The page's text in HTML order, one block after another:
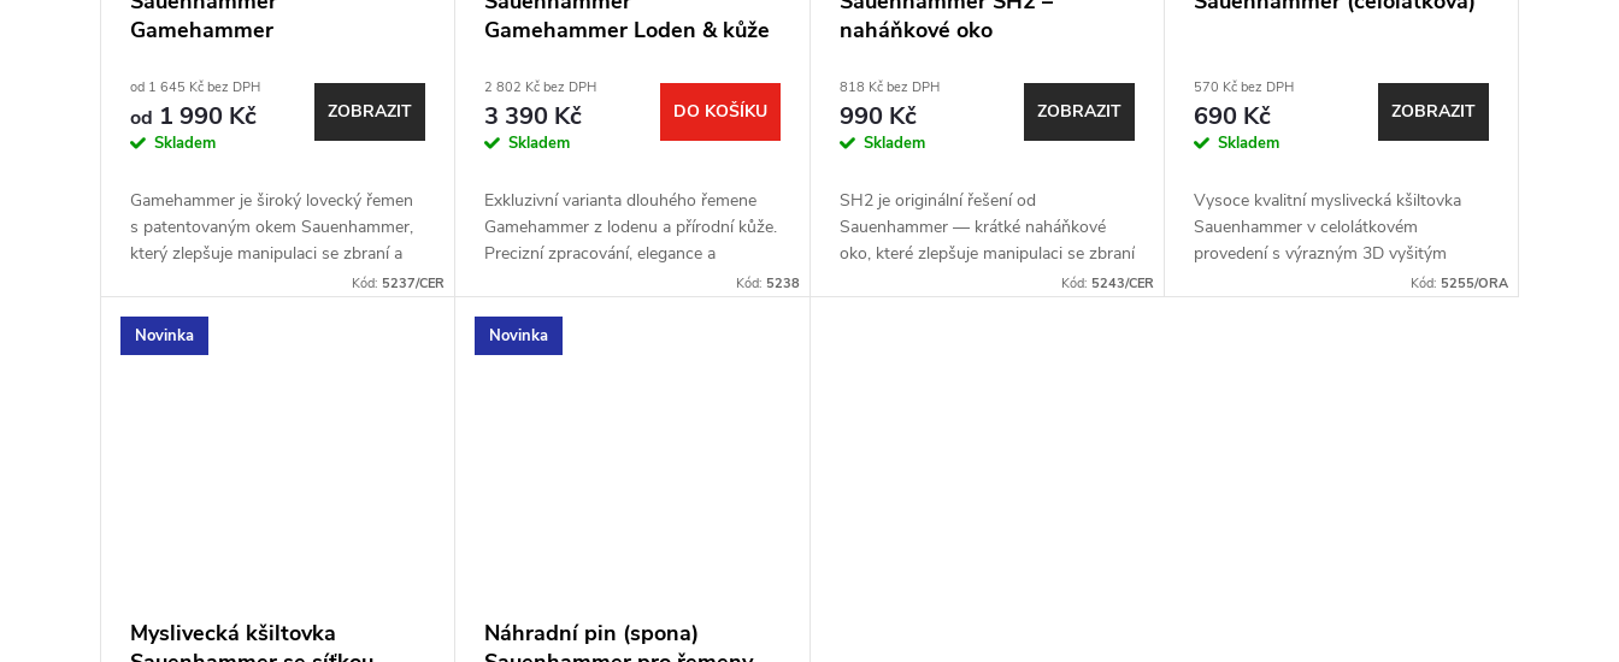
ů
Gamehammer
od 1 645 Kč bez DPH
od 1 990 Kč
Skladem
ZOBRAZIT
Gamehammer je široký lovecký řemen
s patentovaným okem Sauenhammer,
který zlepšuje manipulaci se zbraní a
dokáže nahradit i střeleckou hůl.
Kód: 5237/CER
Gamehammer Loden & kůže
2 802 Kč bez DPH
3 390 Kč
Skladem
DO KOŠÍKU
Exkluzivní varianta dlouhého řemene
Gamehammer z lodenu a přírodní kůže.
Precizní zpracování, elegance a
Kód: 5238
naháňkové oko
818 Kč bez DPH
990 Kč
Skladem
ZOBRAZIT
SH2 je originální řešení od
Sauenhammer — krátké naháňkové
oko, které zlepšuje manipulaci se zbraní
a dokáže nahradit i střeleckou hůl.
Kód: 5243/CER
570 Kč bez DPH
690 Kč
Skladem
ZOBRAZIT
Vysoce kvalitní myslivecká kšiltovka
Sauenhammer v celolátkovém
provedení s výrazným 3D vyšitým
logem Sauenhammer. Odolné a
Kód: 5255/ORA
Novinka
Myslivecká kšiltovka
Novinka
Náhradní pin (spona)